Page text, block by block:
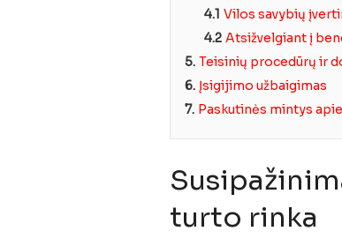
4.1 Vilos savybių
4.2 Atsižvelgiant į
5. Teisinių procedūrų ir
6. Įsigijimo užbaigimas
7. Paskutinės mintys
turto rinka